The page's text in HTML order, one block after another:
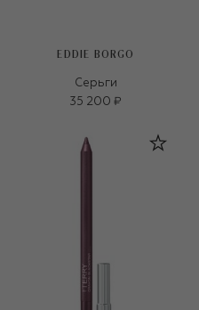
EDDIE BORGO
Серьги
35 200 ₽